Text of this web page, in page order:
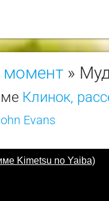
момент »
Клинок,
Evans